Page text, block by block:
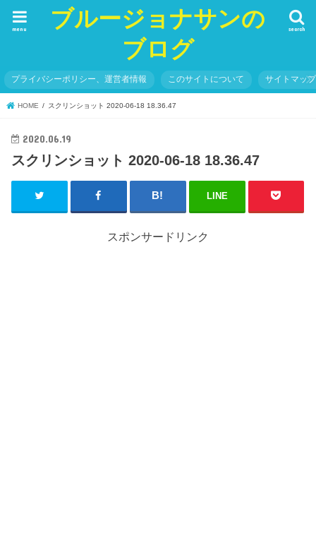
ブルージョナサンの
ブログ
search
menu
プライバシーポリシー、運営者情報 このサイトについて サイトマップ
HOME スクリンショット 2020-06-18 18.36.47
2020.06.19
スクリンショット 2020-06-18 18.36.47
LINE
スポンサードリンク